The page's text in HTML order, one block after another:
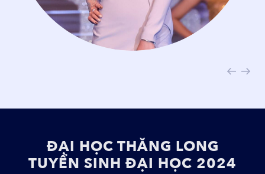
ĐẠI HỌC THĂNG LONG
TUYỂN SINH ĐẠI HỌC 2024